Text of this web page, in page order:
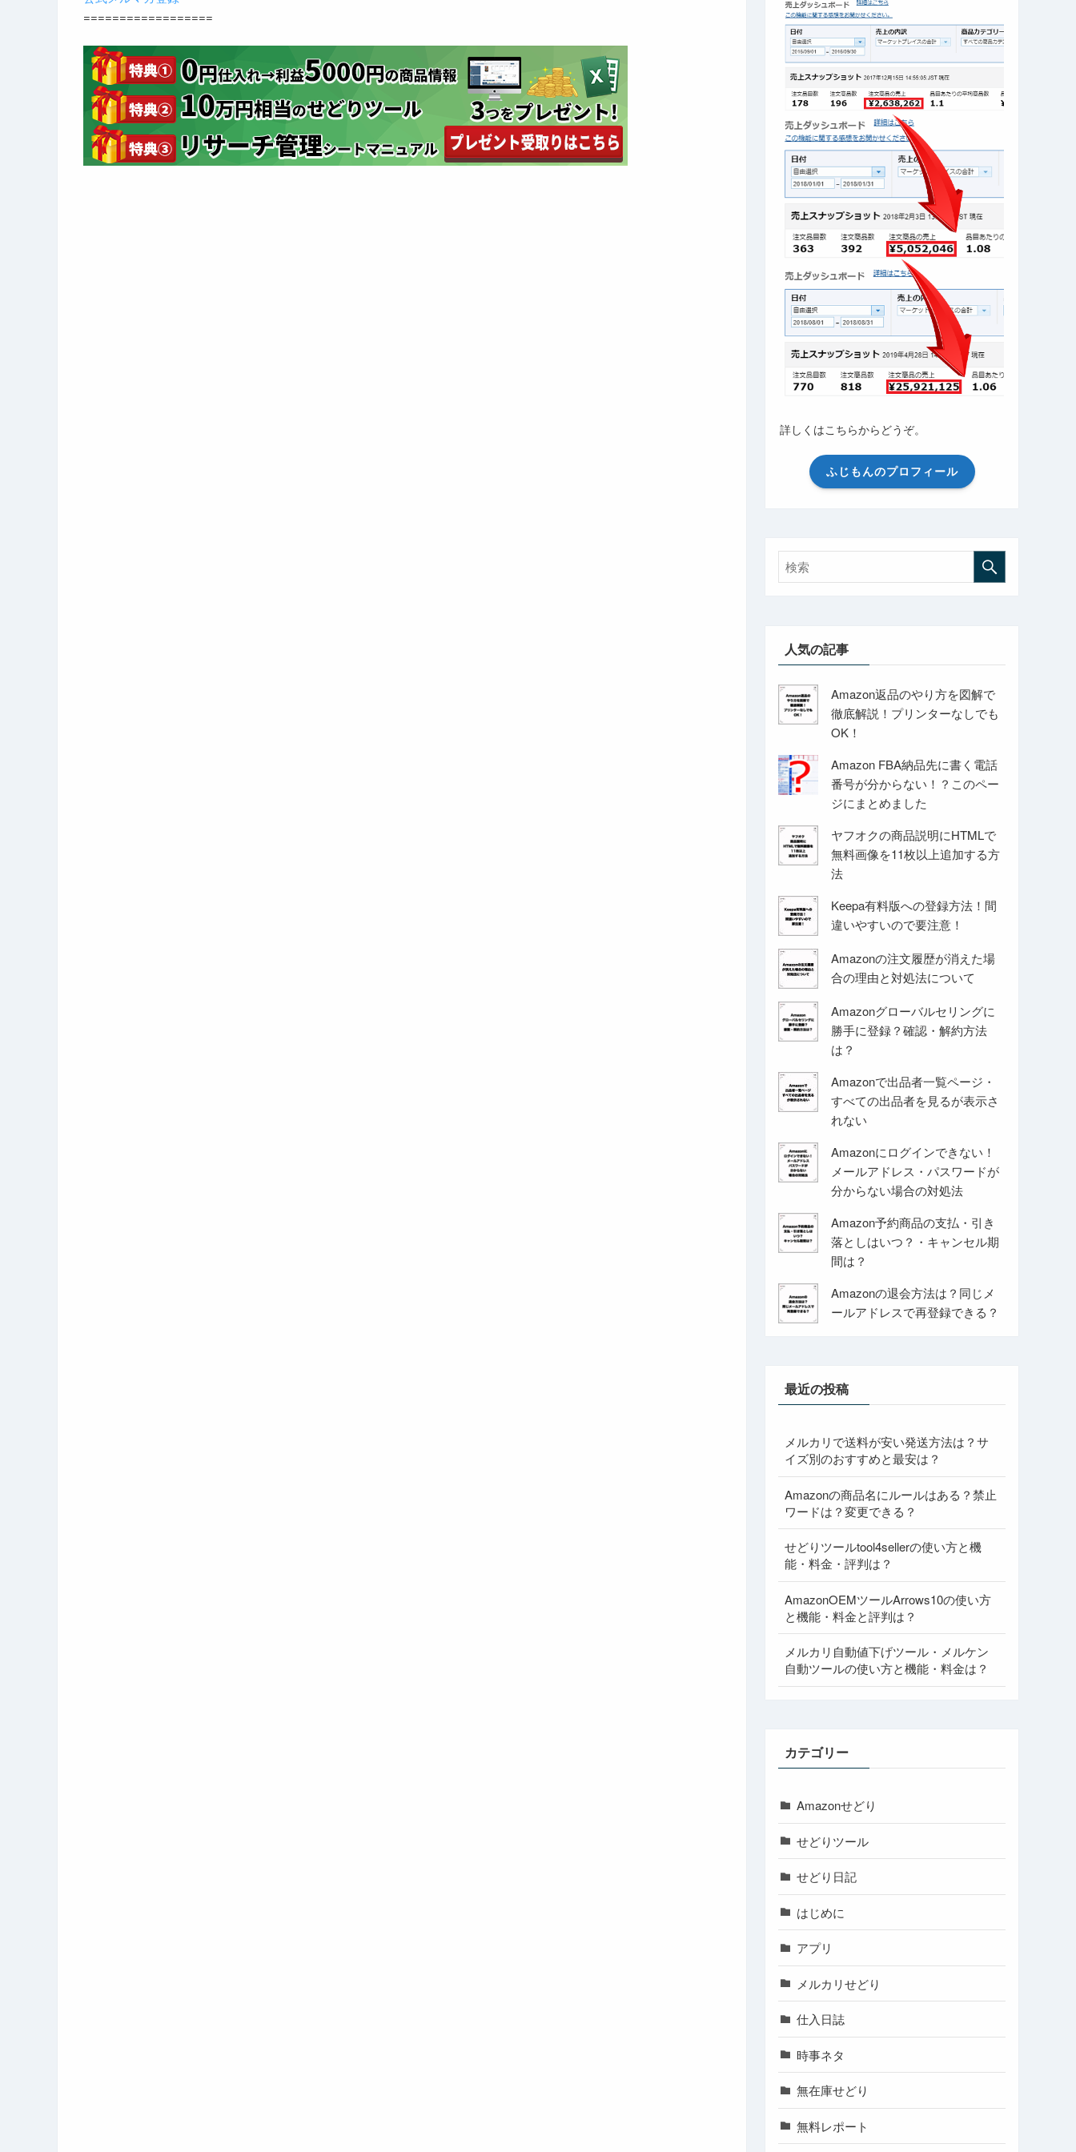
==================
詳しくはこちらからどうぞ。
ふじもんのプロフィール
人気の記事
Amazon返品のやり方を図解で
徹底解説！プリンターなしでも
OK！
Amazon FBA納品先に書く電話
番号が分からない！？このペー
ジにまとめました
ヤフオクの商品説明にHTMLで
無料画像を11枚以上追加する方
法
Keepa有料版への登録方法！間
違いやすいので要注意！
Amazonの注文履歴が消えた場
合の理由と対処法について
Amazonグローバルセリングに
勝手に登録？確認・解約方法
は？
Amazonで出品者一覧ページ・
すべての出品者を見るが表示さ
れない
Amazonにログインできない！
メールアドレス・パスワードが
分からない場合の対処法
Amazon予約商品の支払・引き
落としはいつ？・キャンセル期
間は？
Amazonの退会方法は？同じメ
ールアドレスで再登録できる？
最近の投稿
メルカリで送料が安い発送方法は？サ
イズ別のおすすめと最安は？
Amazonの商品名にルールはある？禁止
ワードは？変更できる？
せどりツールtool4sellerの使い方と機
能・料金・評判は？
AmazonOEMツールArrows10の使い方
と機能・料金と評判は？
メルカリ自動値下げツール・メルケン
自動ツールの使い方と機能・料金は？
カテゴリー
Amazonせどり
せどりツール
せどり日記
はじめに
アプリ
メルカリせどり
仕入日誌
時事ネタ
無在庫せどり
無料レポート